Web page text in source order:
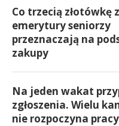
Co trzecią złotówkę z
emerytury seniorzy
przeznaczają na
zakupy
Na jeden wakat
zgłoszenia. Wielu
nie rozpoczyna pracy